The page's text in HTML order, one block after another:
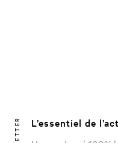
L’essentiel de